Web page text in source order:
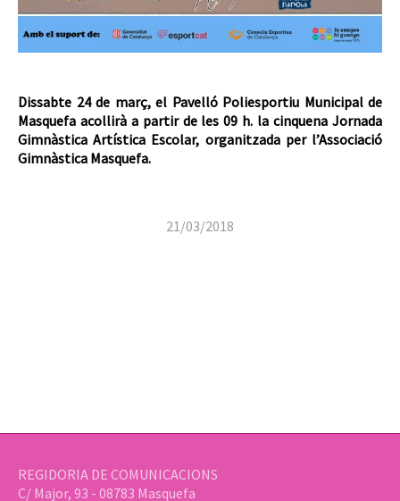
Dissabte 24 de març, el Pavelló Poliesportiu Municipal de
Masquefa acollirà a partir de les 09 h. la cinquena Jornada
Gimnàstica Artística Escolar, organitzada per l’Associació
Gimnàstica Masquefa.
21/03/2018
REGIDORIA DE COMUNICACIONS
C/ Major, 93 - 08783 Masquefa